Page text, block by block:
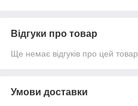
Відгуки про товар
Ще немає відгуків про цей товар
Умови доставки